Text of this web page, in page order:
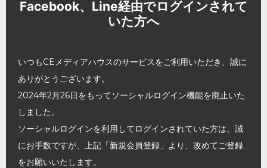
Facebook、Line経由でログインされて
いた方へ
いつもCEメディアハウスのサービスをご利用いただき、誠に
ありがとうございます。
2024年2月26日をもってソーシャルログイン機能を廃止いた
しました。
ソーシャルログインを利用してログインされていた方は、誠
にお手数ですが、上記「新規会員登録」より、改めてご登録
をお願いいたします。